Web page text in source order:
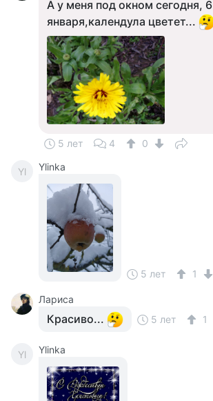
А у меня под окном сегодня, 6
января,календула цветет...
5 лет 4 0
Yl Ylinka
5 лет 1
Лариса
Красиво... 5 лет 1
Yl Ylinka